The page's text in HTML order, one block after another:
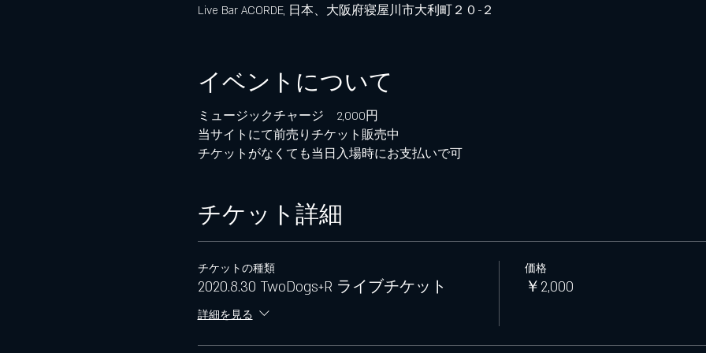
Live Bar ACORDE, 日本、大阪府寝屋川市大利町２０−２
イベントについて
ミュージックチャージ 2,000円
当サイトにて前売りチケット販売中
チケットがなくても当日入場時にお支払いで可
チケット詳細
チケットの種類
2020.8.30 TwoDogs+R ライブチケット
詳細を見る
価格
￥2,000